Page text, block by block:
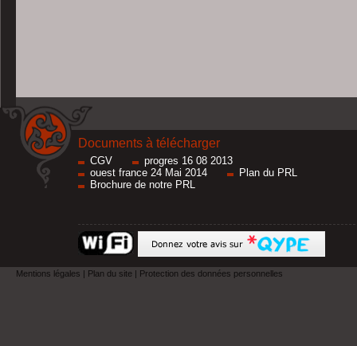
Documents à télécharger
CGV
progres 16 08 2013
ouest france 24 Mai 2014
Plan du PRL
Brochure de notre PRL
Mentions légales | Plan du site | Protection des données personnelles